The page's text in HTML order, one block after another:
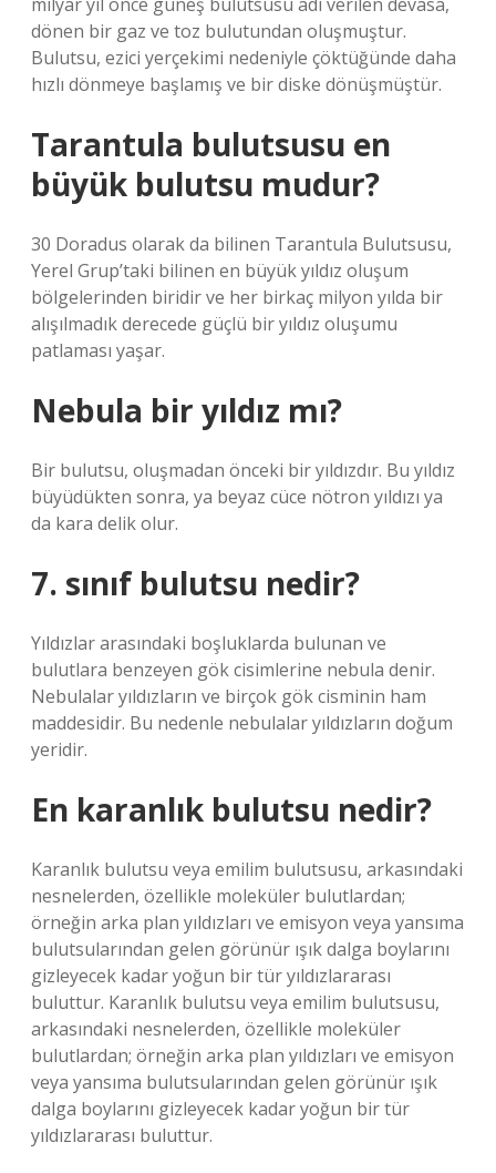
dönen bir gaz ve toz bulutundan oluşmuştur.
Bulutsu, ezici yerçekimi nedeniyle çöktüğünde daha
hızlı dönmeye başlamış ve bir diske dönüşmüştür.
Tarantula bulutsusu en
büyük bulutsu mudur?
30 Doradus olarak da bilinen Tarantula Bulutsusu,
Yerel Grup’taki bilinen en büyük yıldız oluşum
bölgelerinden biridir ve her birkaç milyon yılda bir
alışılmadık derecede güçlü bir yıldız oluşumu
patlaması yaşar.
Nebula bir yıldız mı?
Bir bulutsu, oluşmadan önceki bir yıldızdır. Bu yıldız
büyüdükten sonra, ya beyaz cüce nötron yıldızı ya
da kara delik olur.
7. sınıf bulutsu nedir?
Yıldızlar arasındaki boşluklarda bulunan ve
bulutlara benzeyen gök cisimlerine nebula denir.
Nebulalar yıldızların ve birçok gök cisminin ham
maddesidir. Bu nedenle nebulalar yıldızların doğum
yeridir.
En karanlık bulutsu nedir?
Karanlık bulutsu veya emilim bulutsusu, arkasındaki
nesnelerden, özellikle moleküler bulutlardan;
örneğin arka plan yıldızları ve emisyon veya yansıma
bulutsularından gelen görünür ışık dalga boylarını
gizleyecek kadar yoğun bir tür yıldızlararası
buluttur. Karanlık bulutsu veya emilim bulutsusu,
arkasındaki nesnelerden, özellikle moleküler
bulutlardan; örneğin arka plan yıldızları ve emisyon
veya yansıma bulutsularından gelen görünür ışık
dalga boylarını gizleyecek kadar yoğun bir tür
yıldızlararası buluttur.